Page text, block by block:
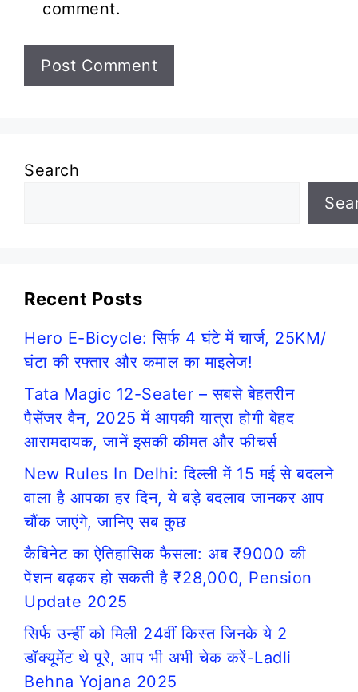
comment.
Search
Recent Posts
Hero E-Bicycle: सिर्फ 4 घंटे में चार्ज, 25KM/
घंटा की रफ्तार और कमाल का माइलेज!
Tata Magic 12-Seater – सबसे बेहतरीन
पैसेंजर वैन, 2025 में आपकी यात्रा होगी बेहद
आरामदायक, जानें इसकी कीमत और फीचर्स
New Rules In Delhi: दिल्ली में 15 मई से बदलने
वाला है आपका हर दिन, ये बड़े बदलाव जानकर आप
चौंक जाएंगे, जानिए सब कुछ
कैबिनेट का ऐतिहासिक फैसला: अब ₹9000 की
पेंशन बढ़कर हो सकती है ₹28,000, Pension
Update 2025
सिर्फ उन्हीं को मिली 24वीं किस्त जिनके ये 2
डॉक्यूमेंट थे पूरे, आप भी अभी चेक करें-Ladli
Behna Yojana 2025